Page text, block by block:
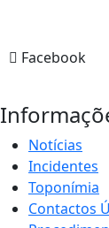
Facebook
Notícias
Incidentes
Toponímia
Contactos